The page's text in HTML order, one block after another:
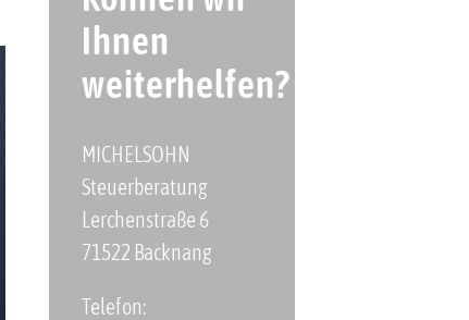
Ihnen
weiterhelfen?
MICHELSOHN
Steuerberatung
Lerchenstraße 6
71522 Backnang
Telefon: